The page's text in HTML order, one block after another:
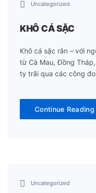
Uncategorized
KHÔ CÁ SẶC
Khô cá sặc rằn – với
từ Cà Mau, Đồng
ty trãi qua các công
Continue Reading
Uncategorized